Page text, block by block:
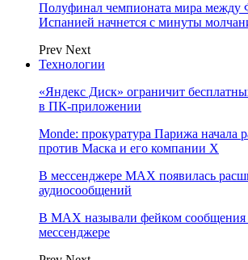
Полуфинал чемпионата мира между
Испанией начнется с минуты
Prev Next
Технологии
«Яндекс Диск» ограничит
в ПК-приложении
Monde: прокуратура Парижа начала
против Маска и его компании X
В мессенджере MAX появилась
аудиосообщений
В МAX называли фейком сообщения
мессенджере